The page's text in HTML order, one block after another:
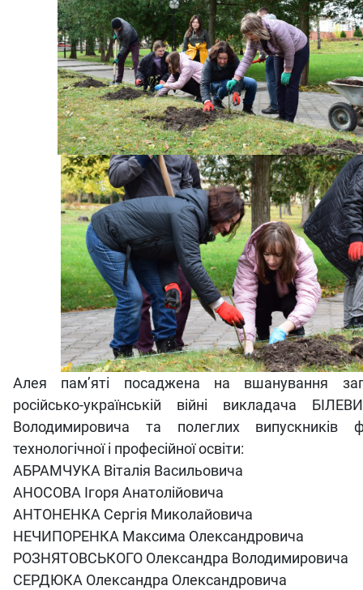
Алея пам’яті посаджена на вшанування
російсько-українській війні викладача
Володимировича та полеглих випускників
технологічної і професійної освіти:
АБРАМЧУКА Віталія Васильовича
АНОСОВА Ігоря Анатолійовича
АНТОНЕНКА Сергія Миколайовича
НЕЧИПОРЕНКА Максима Олександровича
РОЗНЯТОВСЬКОГО Олександра Володимировича
СЕРДЮКА Олександра Олександровича